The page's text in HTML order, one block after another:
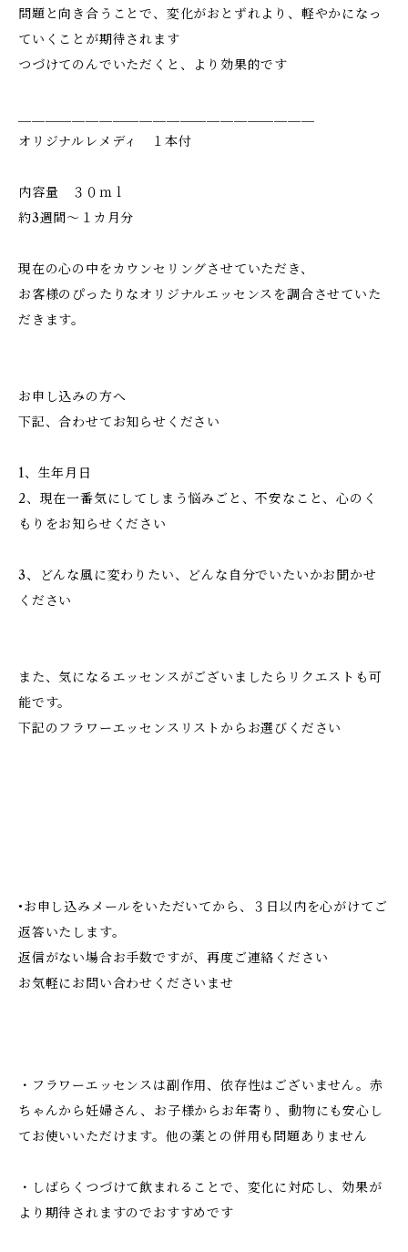
問題と向き合うことで、変化がおとずれより、軽やかになっ
ていくことが期待されます
つづけてのんでいただくと、より効果的です
オリジナルレメディ １本付
内容量 ３０ｍｌ
約3週間～１カ月分
現在の心の中をカウンセリングさせていただき、
お客様のぴったりなオリジナルエッセンスを調合させていた
だきます。
お申し込みの方へ
下記、合わせてお知らせください
1、生年月日
2、現在一番気にしてしまう悩みごと、不安なこと、心のく
もりをお知らせください
3、どんな風に変わりたい、どんな自分でいたいかお聞かせ
ください
また、気になるエッセンスがございましたらリクエストも可
能です。
下記のフラワーエッセンスリストからお選びください
•お申し込みメールをいただいてから、３日以内を心がけてご
返答いたします。
返信がない場合お手数ですが、再度ご連絡ください
お気軽にお問い合わせくださいませ
・フラワーエッセンスは副作用、依存性はございません。赤
ちゃんから妊婦さん、お子様からお年寄り、動物にも安心し
てお使いいただけます。他の薬との併用も問題ありません
・しばらくつづけて飲まれることで、変化に対応し、効果が
より期待されますのでおすすめです